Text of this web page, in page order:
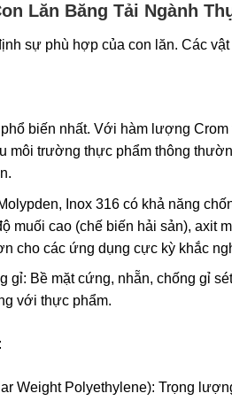
Lăn Băng Tải Ngành
sự phù hợp của con lăn. Các
biến nhất. Với hàm lượng
môi trường thực phẩm thông
Inox 316 có khả năng
muối cao (chế biến hải sản), axit
cho các ứng dụng cực kỳ khắc
gỉ: Bề mặt cứng, nhẵn, chống gỉ
với thực phẩm.
Weight Polyethylene): Trọng